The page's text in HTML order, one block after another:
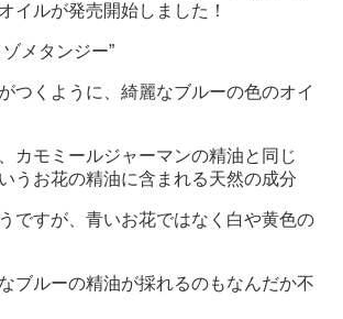
イルが発売開始しました！
メタンジー”
つくように、綺麗なブルーの色のオイ
カモミールジャーマンの精油と同じ
うお花の精油に含まれる天然の成分
ですが、青いお花ではなく白や黄色の
ブルーの精油が採れるのもなんだか不